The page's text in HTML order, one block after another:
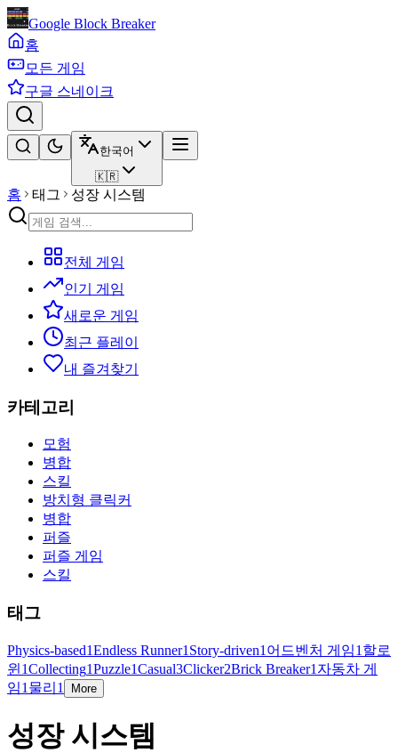
Google Block Breaker
홈
모든 게임
구글 스네이크
한국어
🇰🇷
홈 태그 성장 시스템
전체 게임
인기 게임
새로운 게임
최근 플레이
내 즐겨찾기
카테고리
모험
병합
스킬
방치형 클릭커
병합
퍼즐
퍼즐 게임
스킬
태그
Physics-based1Endless Runner1 Story-driven1 어드벤처 게임1 할로
윈 1Collecting1Puzzle1Casual3Clicker2Brick Breaker1 자동차 게
임1 물리 1 More
성장 시스템